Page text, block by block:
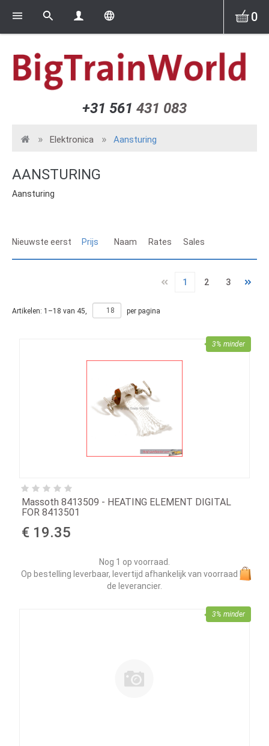
+31 561 431 083
0
Elektronica Aansturing
AANSTURING
Aansturing
Nieuwste eerst Prijs Naam Rates Sales
1 2 3
Artikelen: 1 –18 van 45, per pagina
Massoth 8413509 - HEATING ELEMENT DIGITAL
FOR 8413501
€ 19.35
Nog 1 op voorraad.
Op bestelling leverbaar, levertijd afhankelijk van voorraad bij
de leverancier.
3% minder
3% minder